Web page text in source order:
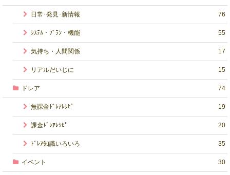
日常･発見･新情報 76
ｼｽﾃﾑ・ﾌﾟﾗﾝ・機能 55
気持ち・人間関係 17
リアルだいじに 15
ドレア 74
無課金ﾄﾞﾚｱﾚｼﾋﾟ 19
課金ﾄﾞﾚｱﾚｼﾋﾟ 20
ﾄﾞﾚｱ知識いろいろ 35
イベント 30